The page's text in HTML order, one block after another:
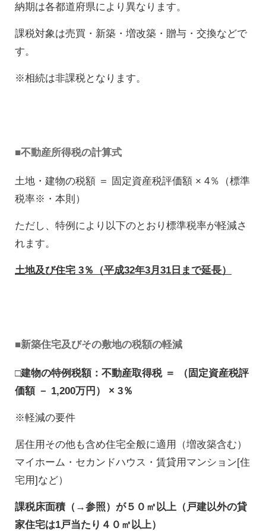
納期は各都道府県により異なります。
課税対象は売買・新築・増改築・贈与・交換などで
す。
※相続は非課税となります。
■不動産所得税の計算式
土地・建物の税額 ＝ 固定資産税評価額 × 4％（標準
税率※・本則）
ただし、特例により以下のとおり標準税率が軽減さ
れます。
土地及び住宅 3％（平成32年3月31日まで延長）
■新築住宅及びその敷地の税額の軽減
□建物の特例税額：不動産取得税 ＝ （固定資産税評
価額 － 1,200万円） × 3％
※軽減の要件
居住用その他も含め住宅全般に適用（増改築含む）
マイホーム・セカンドハウス・賃貸用マンション[住
宅用]など）
課税床面積（→参照）が５０㎡以上（戸建以外の貸
家住宅は1戸当たり４０㎡以上）